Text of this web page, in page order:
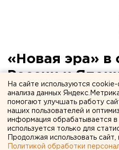
«Новая эра» в
России и
старому?
На сайте используются
анализа данных
помогают улучшать работу
наших пользователей и
информация обрабатывается в
используется только для
Продолжая использовать
Политикой обработки